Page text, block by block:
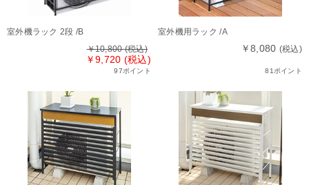
室外機ラック 2段 /B
￥10,800(税込)
￥9,720 (税込)
97ポイント
室外機用ラック /A
￥8,080 (税込)
81ポイント